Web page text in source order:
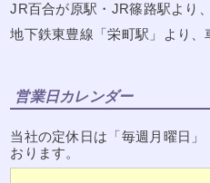
JR百合が原駅・JR篠路駅より
地下鉄東豊線「栄町駅」より、
営業日カレンダー
当社の定休日は「毎週月曜日
おります。